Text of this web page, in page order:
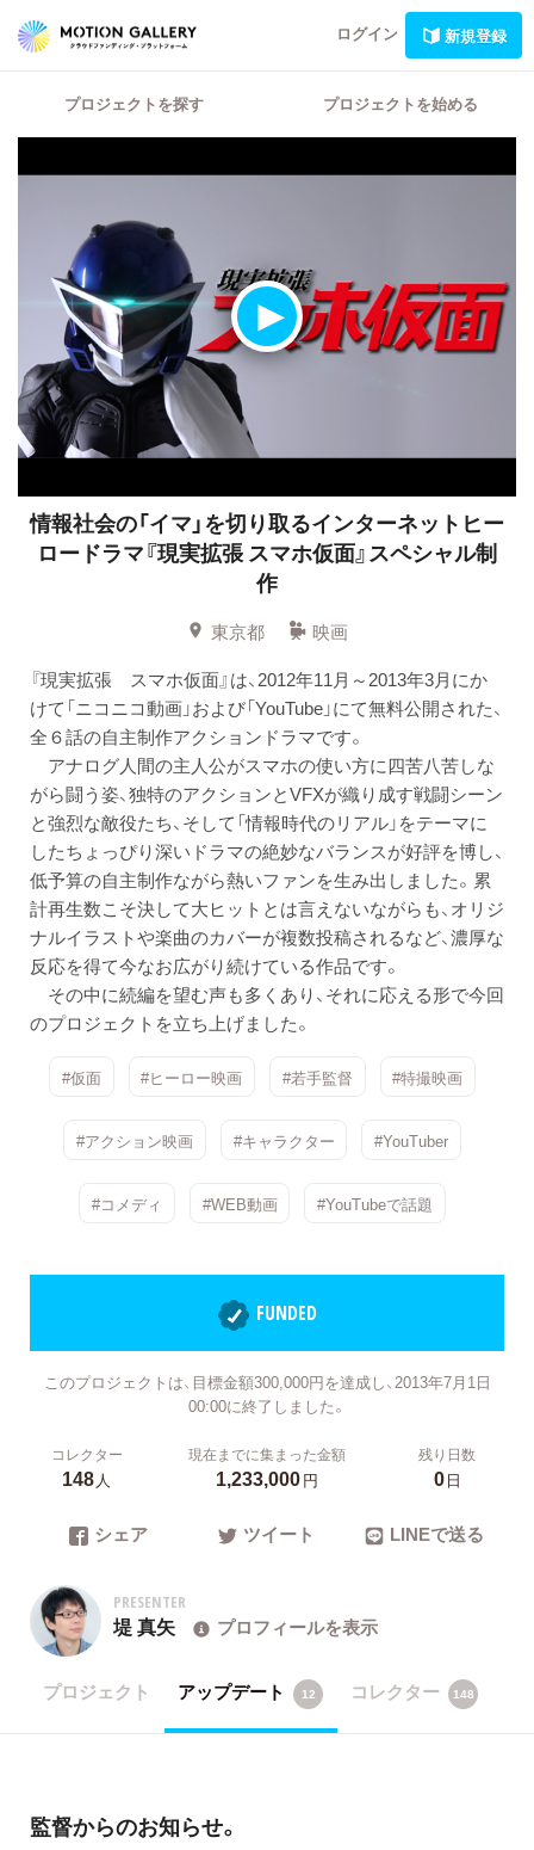
ログイン 新規登録
プロジェクトを探す プロジェクトを始める
情報社会の「イマ」を切り取るインターネットヒー
ロードラマ『現実拡張 スマホ仮面』スペシャル制
作
東京都
映画
『現実拡張 スマホ仮面』は、2012年11月～2013年3月にか
けて「ニコニコ動画」および「YouTube」にて無料公開された、
全６話の自主制作アクションドラマです。
アナログ人間の主人公がスマホの使い方に四苦八苦しな
がら闘う姿、独特のアクションとVFXが織り成す戦闘シーン
と強烈な敵役たち、そして「情報時代のリアル」をテーマに
したちょっぴり深いドラマの絶妙なバランスが好評を博し、
低予算の自主制作ながら熱いファンを生み出しました。累
計再生数こそ決して大ヒットとは言えないながらも、オリジ
ナルイラストや楽曲のカバーが複数投稿されるなど、濃厚な
反応を得て今なお広がり続けている作品です。
その中に続編を望む声も多くあり、それに応える形で今回
のプロジェクトを立ち上げました。
#仮面 #ヒーロー映画 #若手監督 #特撮映画
#アクション映画 #キャラクター #YouTuber
#コメディ #WEB動画 #YouTubeで話題
FUNDED
このプロジェクトは、目標金額300,000円を達成し、2013年7月1日
00:00に終了しました。
コレクター
148人
現在までに集まった金額
1,233,000円
残り日数
0日
シェア ツイート LINEで送る
PRESENTER
堤 真矢 プロフィールを表示
プロジェクト アップデート 12 コレクター 148
監督からのお知らせ。